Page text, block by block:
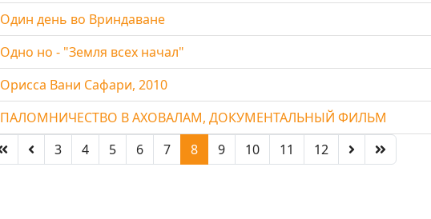
Один день во Вриндаване
Одно но - "Земля всех начал"
Орисса Вани Сафари, 2010
ПАЛОМНИЧЕСТВО В АХОВАЛАМ, ДОКУМЕНТАЛЬНЫЙ ФИЛЬМ
3 4 5 6 7 8 9 10 11 12